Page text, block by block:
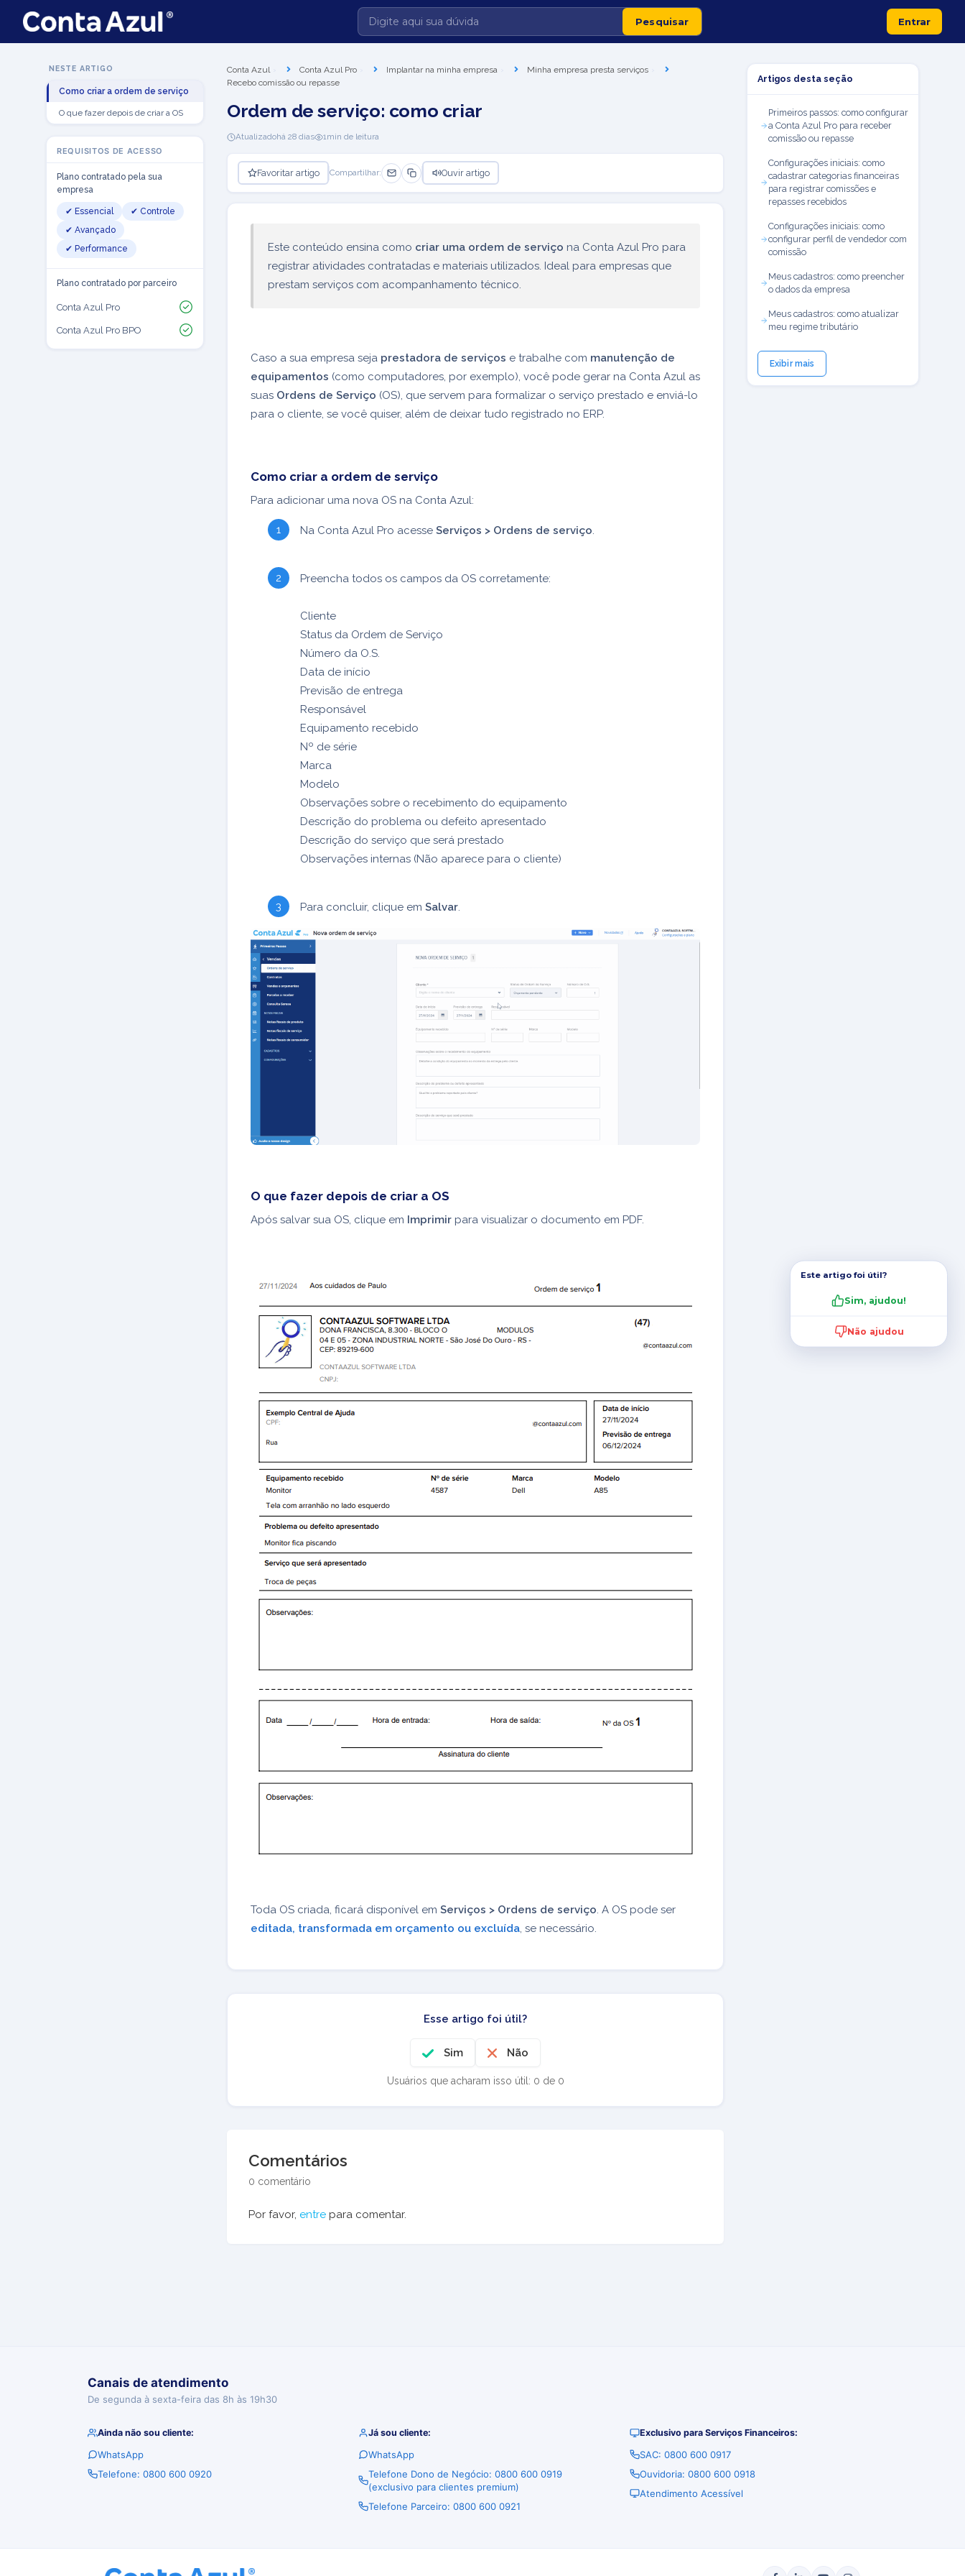
Entrar
NESTE ARTIGO
Como criar a ordem de serviço
O que fazer depois de criar a OS
REQUISITOS DE ACESSO
Plano contratado pela sua
empresa
✔ Essencial
✔ Controle
✔ Avançado
✔ Performance
Plano contratado por parceiro
Conta Azul Pro
Conta Azul Pro BPO
Conta Azul Conta Azul Pro Implantar na minha empresa
Minha empresa presta serviços
Recebo comissão ou repasse
Ordem de serviço: como criar
Atualizadohá 28 dias 1min de leitura
Favoritar artigo Compartilhar: Ouvir artigo
Este conteúdo ensina como criar uma ordem de serviço na Conta Azul Pro para
registrar atividades contratadas e materiais utilizados. Ideal para empresas que
prestam serviços com acompanhamento técnico.
Caso a sua empresa seja prestadora de serviços e trabalhe com manutenção de
equipamentos (como computadores, por exemplo), você pode gerar na Conta Azul as
suas Ordens de Serviço (OS), que servem para formalizar o serviço prestado e enviá-lo
para o cliente, se você quiser, além de deixar tudo registrado no ERP.
Como criar a ordem de serviço
Para adicionar uma nova OS na Conta Azul:
Na Conta Azul Pro acesse Serviços > Ordens de serviço
Preencha todos os campos da OS corretamente:
Cliente
Status da Ordem de Serviço
Número da O.S.
Data de início
Previsão de entrega
Responsável
Equipamento recebido
Nº de série
Marca
Modelo
Observações sobre o recebimento do equipamento
Descrição do problema ou defeito apresentado
Descrição do serviço que será prestado
Observações internas (Não aparece para o cliente)
Para concluir, clique em Salvar
O que fazer depois de criar a OS
Após salvar sua OS, clique em Imprimir para visualizar o documento em PDF.
Toda OS criada, ficará disponível em Serviços > Ordens de serviço . A OS pode ser
editada, transformada em orçamento ou excluída , se necessário.
Esse artigo foi útil?
Sim Não
Usuários que acharam isso útil: 0 de 0
Comentários
0 comentário
Por favor, entre para comentar.
Artigos desta seção
Primeiros passos: como configurar
a Conta Azul Pro para receber
comissão ou repasse
Configurações iniciais: como
cadastrar categorias financeiras
para registrar comissões e
repasses recebidos
Configurações iniciais: como
configurar perfil de vendedor com
comissão
Meus cadastros: como preencher
o dados da empresa
Meus cadastros: como atualizar
meu regime tributário
Exibir mais
Este artigo foi útil?
Sim, ajudou!
Não ajudou
Canais de atendimento
De segunda à sexta-feira das 8h às 19h30
Ainda não sou cliente:
WhatsApp
Telefone: 0800 600 0920
Já sou cliente:
WhatsApp
Telefone Dono de Negócio: 0800 600 0919
(exclusivo para clientes premium)
Telefone Parceiro: 0800 600 0921
Exclusivo para Serviços Financeiros:
SAC: 0800 600 0917
Ouvidoria: 0800 600 0918
Atendimento Acessível